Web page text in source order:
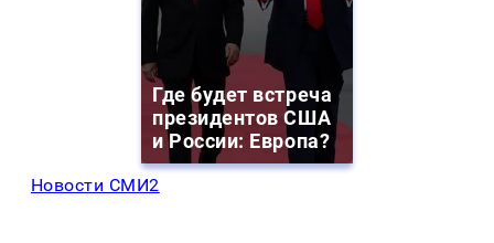
Где будет встреча
президентов США
и России: Европа?
Новости СМИ2